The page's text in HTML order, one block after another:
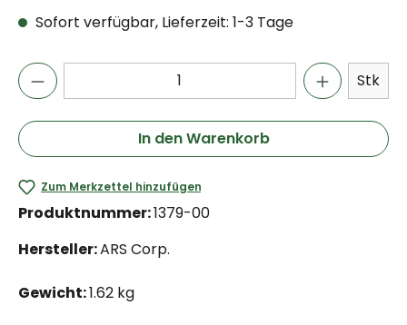
Sofort verfügbar, Lieferzeit: 1-3 Tage
Stk
In den Warenkorb
Zum Merkzettel hinzufügen
Produktnummer:1379-00
Hersteller:ARS Corp.
Gewicht:1.62 kg